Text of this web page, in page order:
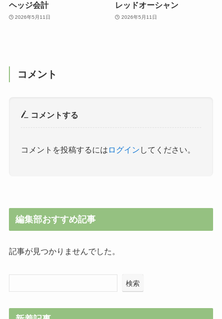
ヘッジ会計
2026年5月11日
レッドオーシャン
2026年5月11日
コメント
コメントする
コメントを投稿するには ログイン してください。
編集部おすすめ記事
記事が見つかりませんでした。
検索